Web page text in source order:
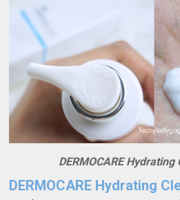
DERMOCARE
DERMOCARE Hydrating